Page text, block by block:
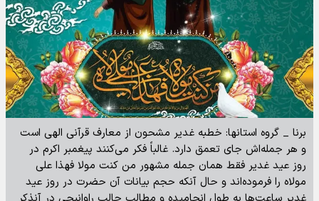
برنا _ گروه استانها: خطبه غدیر مشحون از معارف قرآنی الهی است
و هر جمله‌اش جای تعمق دارد. غالباً فکر می‌کنند پیغمبر اکرم در
روز عید غدیر فقط همان جمله مشهور من کنت مولا فهذا علی
مولاه را فرموده‌اند و حال آنکه حجم بیانات آن حضرت در روز عید